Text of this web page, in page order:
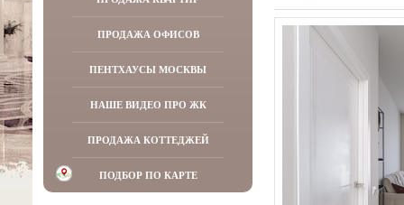
ПРОДАЖА ОФИСОВ
ПЕНТХАУСЫ МОСКВЫ
НАШЕ ВИДЕО ПРО ЖК
ПРОДАЖА КОТТЕДЖЕЙ
ПОДБОР ПО КАРТЕ